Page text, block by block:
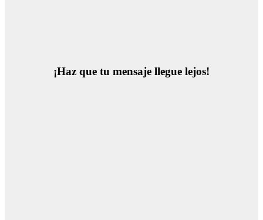
¡Haz que tu mensaje llegue lejos!